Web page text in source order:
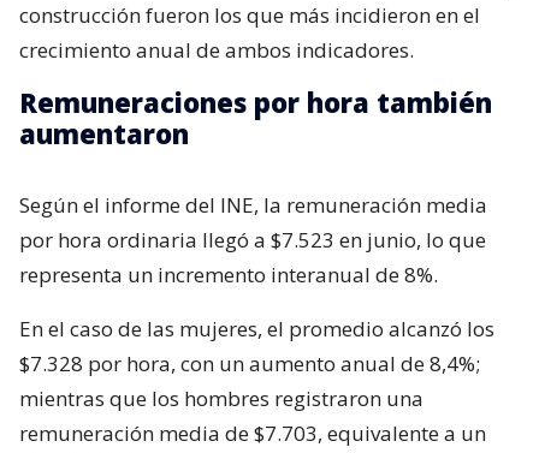
construcción fueron los que más incidieron en el
crecimiento anual de ambos indicadores.
Remuneraciones por hora también
aumentaron
Según el informe del INE, la remuneración media
por hora ordinaria llegó a $7.523 en junio, lo que
representa un incremento interanual de 8%.
En el caso de las mujeres, el promedio alcanzó los
$7.328 por hora, con un aumento anual de 8,4%;
mientras que los hombres registraron una
remuneración media de $7.703, equivalente a un